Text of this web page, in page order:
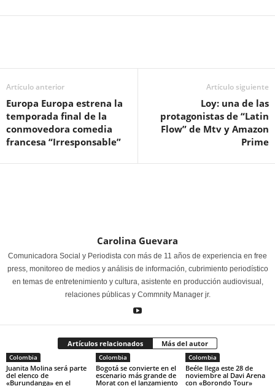
Artículo anterior
Europa Europa estrena la
temporada final de la
conmovedora comedia
francesa “Irresponsable”
Artículo siguiente
Loy: una de las
protagonistas de “Latin
Flow” de Mtv y Amazon
Prime
Carolina Guevara
Comunicadora Social y Periodista con más de 11 años de experiencia en free
press, monitoreo de medios y análisis de información, cubrimiento periodístico
en temas de entretenimiento y cultura, asistente en producción audiovisual,
relaciones públicas y Commnity Manager jr.
Artículos relacionados Más del autor
Colombia
Juanita Molina será parte
del elenco de
«Burundanga» en el
Colombia
Bogotá se convierte en el
escenario más grande de
Morat con el lanzamiento
Colombia
Beéle llega este 28 de
noviembre al Davi Arena
con «Borondo Tour»